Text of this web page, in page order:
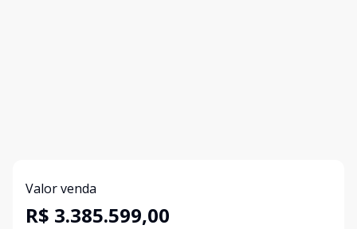
Valor venda
R$ 3.385.599,00